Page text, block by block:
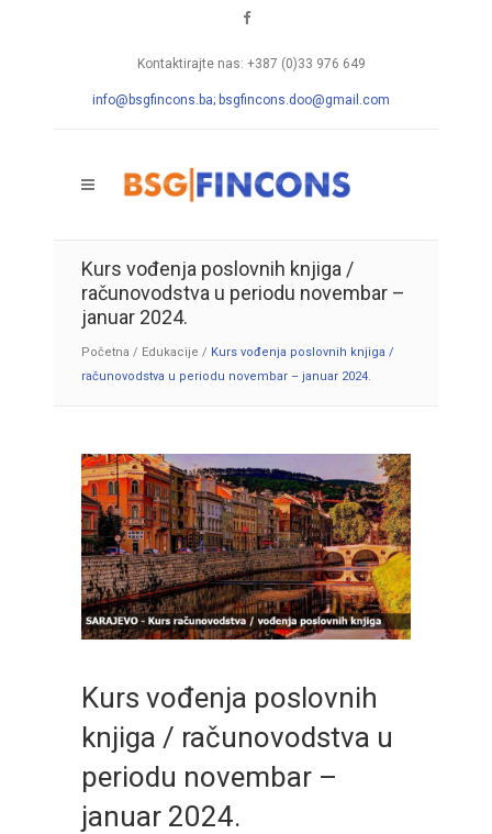
Kontaktirajte nas: +387 (0)33 976 649
info@bsgfincons.ba; bsgfincons.doo@gmail.com
Kurs vođenja poslovnih knjiga /
računovodstva u periodu novembar –
januar 2024.
Početna / Edukacije / Kurs vođenja poslovnih knjiga /
računovodstva u periodu novembar – januar 2024.
Kurs vođenja poslovnih
knjiga / računovodstva u
periodu novembar –
januar 2024.